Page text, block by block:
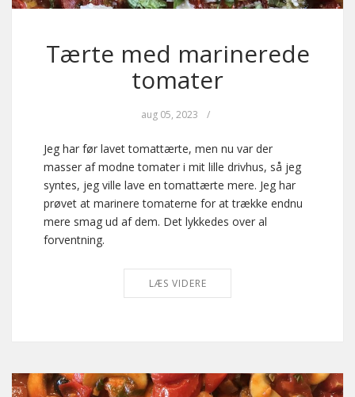
Tærte med marinerede
tomater
aug 05, 2023 /
Jeg har før lavet tomattærte, men nu var der
masser af modne tomater i mit lille drivhus, så jeg
syntes, jeg ville lave en tomattærte mere. Jeg har
prøvet at marinere tomaterne for at trække endnu
mere smag ud af dem. Det lykkedes over al
forventning.
LÆS VIDERE